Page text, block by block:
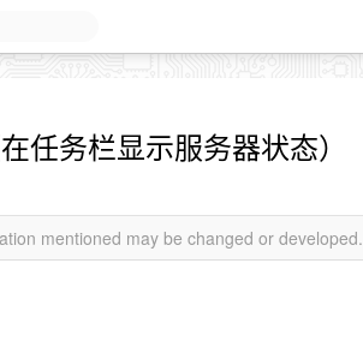
任务栏显示服务器状态）
mentioned may be changed or developed.